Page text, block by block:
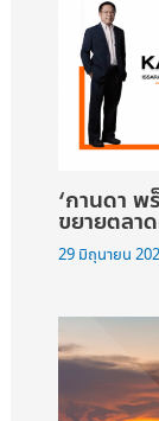
‘กานดา
ขยายตลา
29 มิถุนายน